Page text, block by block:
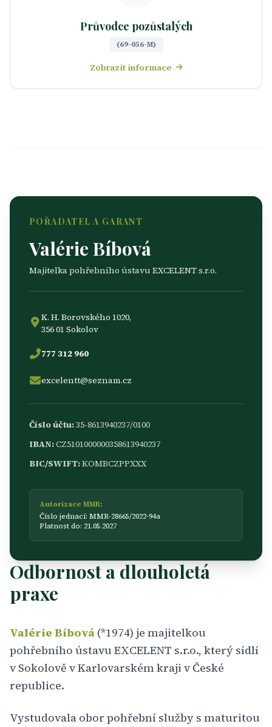
Průvodce pozůstalých
(69-056-M)
Zobrazit informace
POŘADATEL A GARANT
Valérie Bíbová
Majitelka pohřebního ústavu EXCELENT s.r.o.
K. H. Borovského 1020,
356 01 Sokolov
777 312 960
excelentt@seznam.cz
Číslo účtu:35-8613940237/0100
IBAN:CZ5101000000358613940237
BIC/SWIFT:KOMBCZPPXXX
Autorizace MMR:
Číslo jednací: MMR-28665/2022-94a
Platnost do: 21.05.2027
Odbornost a dlouholetá
praxe
Valérie Bíbová (*1974) je majitelkou
pohřebního ústavu EXCELENT s.r.o., který sídlí
v Sokolově v Karlovarském kraji v České
republice.
Vystudovala obor pohřební služby s maturitou